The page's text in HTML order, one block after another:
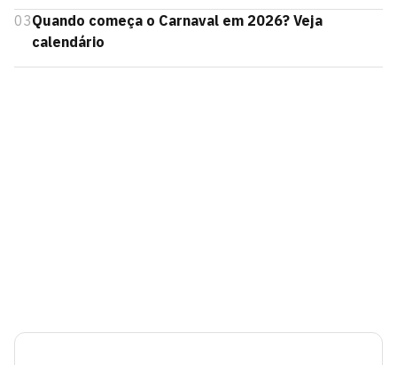
03Quando começa o Carnaval em 2026? Veja
calendário